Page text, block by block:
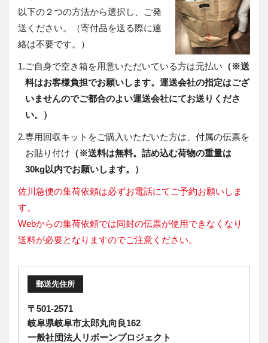
以下の２つの方法から選択し、ご発
送ください。（寄付品を送る際に連
絡は不要です。）
1.ご自身で空き箱を用意いただいている方は元払い （※送
料はお客様負担でお願いします。運送会社の指定はござ
いませんのでご都合のよい運送会社にてお送りくださ
い。）
2.専用回収キットをご購入いただいた方は、付属の伝票を
お貼り付け （※送料は無料。詰め込む荷物の重量は
30kg以内でお願いします。）
佐川急便の集荷依頼は必ずお電話にてご予約お願いしま
す。
Webからの集荷依頼では同封の伝票が使用できなくなり
送料が必要となりますのでご注意ください。
郵送先住所
〒501-2571
岐阜県岐阜市太郎丸向良162
一般社団法人リボーンプロジェクト